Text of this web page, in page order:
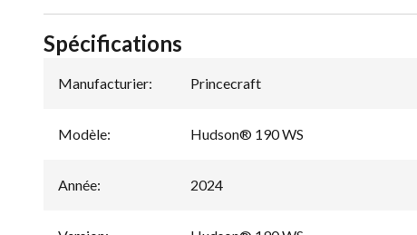
Spécifications
Manufacturier: Princecraft
Modèle: Hudson® 190 WS
Année: 2024